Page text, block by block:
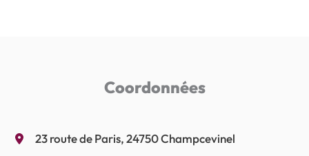
Coordonnées
23 route de Paris, 24750 Champcevinel